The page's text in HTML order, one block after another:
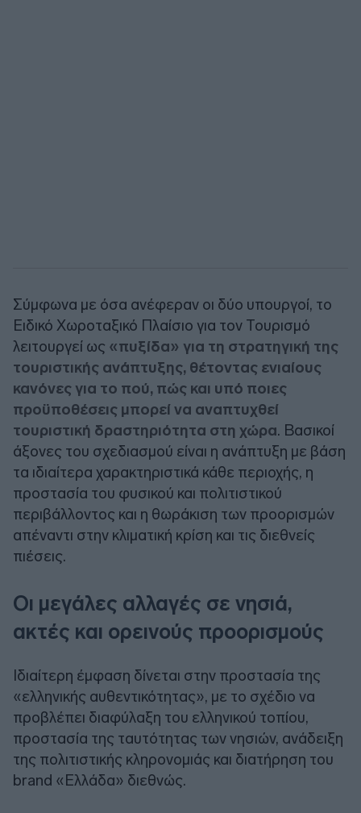
Σύμφωνα με όσα ανέφεραν οι δύο υπουργοί, το
Ειδικό Χωροταξικό Πλαίσιο για τον Τουρισμό
λειτουργεί ως «πυξίδα» για τη στρατηγική της
τουριστικής ανάπτυξης, θέτοντας ενιαίους
κανόνες για το πού, πώς και υπό ποιες
προϋποθέσεις μπορεί να αναπτυχθεί
τουριστική δραστηριότητα στη χώρα. Βασικοί
άξονες του σχεδιασμού είναι η ανάπτυξη με βάση
τα ιδιαίτερα χαρακτηριστικά κάθε περιοχής, η
προστασία του φυσικού και πολιτιστικού
περιβάλλοντος και η θωράκιση των προορισμών
απέναντι στην κλιματική κρίση και τις διεθνείς
πιέσεις.
Οι μεγάλες αλλαγές σε νησιά,
ακτές και ορεινούς προορισμούς
Ιδιαίτερη έμφαση δίνεται στην προστασία της
«ελληνικής αυθεντικότητας», με το σχέδιο να
προβλέπει διαφύλαξη του ελληνικού τοπίου,
προστασία της ταυτότητας των νησιών, ανάδειξη
της πολιτιστικής κληρονομιάς και διατήρηση του
brand «Ελλάδα» διεθνώς.